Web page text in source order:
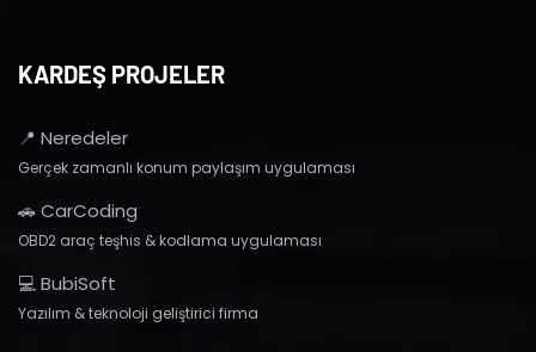
KARDEŞ PROJELER
📍 Neredeler
Gerçek zamanlı konum paylaşım uygulaması
🚗 CarCoding
OBD2 araç teşhis & kodlama uygulaması
💻 BubiSoft
Yazılım & teknoloji geliştirici firma